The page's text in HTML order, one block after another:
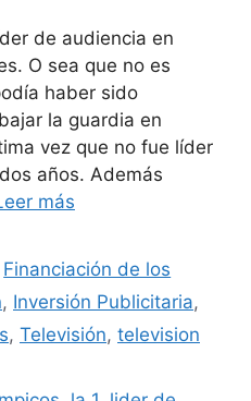
de audiencia en
O sea que no es
haber sido
la guardia en
vez que no fue líder
años. Además
más
Financiación de los
, Inversión Publicitaria,
, Televisión, television